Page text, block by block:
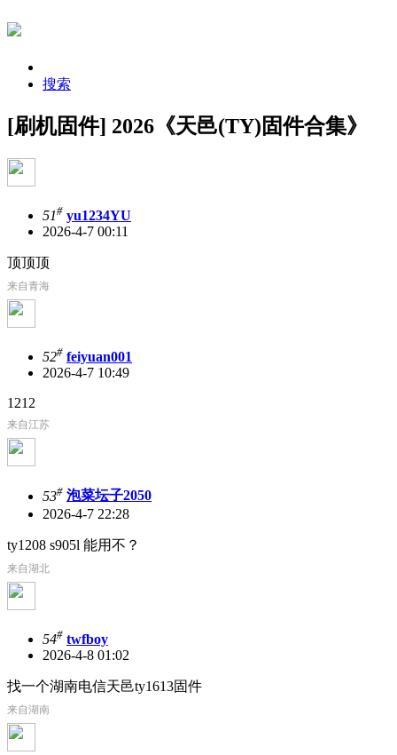
搜索
[刷机固件] 2026《天邑(TY)固件合集》
51# yu1234YU
2026-4-7 00:11
顶顶顶
来自青海
52# feiyuan001
2026-4-7 10:49
1212
来自江苏
53# 泡菜坛子2050
2026-4-7 22:28
ty1208 s905l 能用不？
来自湖北
54# twfboy
2026-4-8 01:02
找一个湖南电信天邑ty1613固件
来自湖南